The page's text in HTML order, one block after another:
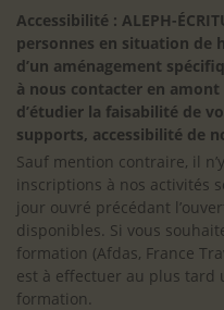
Accessibilité : ALEPH-
personnes en situation de
d’un aménagement
à nous contacter en
d’étudier la faisabilité de
supports, accessibilité de
Sauf mention contraire, il
inscriptions à nos activités
jour ouvré précédant
disponibles. Si vous
formation (Afdas, France
est à effectuer au plus tard
formation.